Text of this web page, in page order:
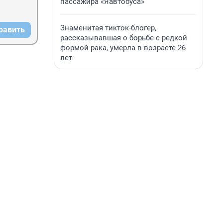
Знаменитая тикток-блогер,
рассказывавшая о борьбе с редкой
формой рака, умерла в возрасте 26
лет